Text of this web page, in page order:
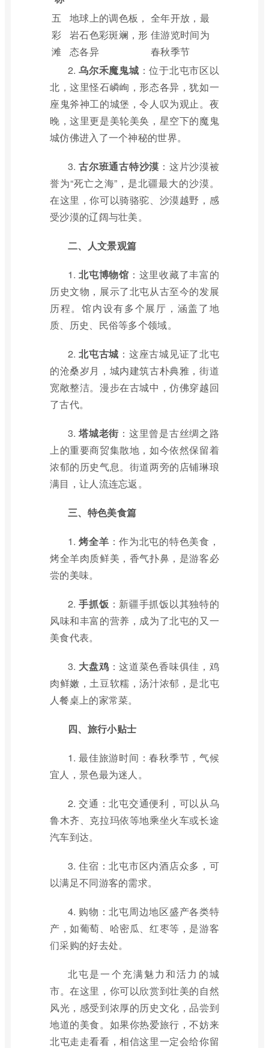
五
彩
滩
地球上的调色板，
岩石色彩斑斓，形
态各异
全年开放，最
佳游览时间为
春秋季节
2.乌尔禾魔鬼城 ：位于北屯市区以
北，这里怪石嶙峋，形态各异，犹如一
座鬼斧神工的城堡，令人叹为观止。夜
晚，这里更是美轮美奂，星空下的魔鬼
城仿佛进入了一个神秘的世界。
3.古尔班通古特沙漠 ：这片沙漠被
誉为“死亡之海”，是北疆最大的沙漠。
在这里，你可以骑骆驼、沙漠越野，感
受沙漠的辽阔与壮美。
二、人文景观篇
1.北屯博物馆 ：这里收藏了丰富的
历史文物，展示了北屯从古至今的发展
历程。馆内设有多个展厅，涵盖了地
质、历史、民俗等多个领域。
2.北屯古城 ：这座古城见证了北屯
的沧桑岁月，城内建筑古朴典雅，街道
宽敞整洁。漫步在古城中，仿佛穿越回
了古代。
3.塔城老街 ：这里曾是古丝绸之路
上的重要商贸集散地，如今依然保留着
浓郁的历史气息。街道两旁的店铺琳琅
满目，让人流连忘返。
三、特色美食篇
1.烤全羊 ：作为北屯的特色美食，
烤全羊肉质鲜美，香气扑鼻，是游客必
尝的美味。
2.手抓饭 ：新疆手抓饭以其独特的
风味和丰富的营养，成为了北屯的又一
美食代表。
3. 大盘鸡 ：这道菜色香味俱佳，鸡
肉鲜嫩，土豆软糯，汤汁浓郁，是北屯
人餐桌上的家常菜。
四、旅行小贴士
1. 最佳旅游时间：春秋季节，气候
宜人，景色最为迷人。
2. 交通：北屯交通便利，可以从乌
鲁木齐、克拉玛依等地乘坐火车或长途
汽车到达。
3. 住宿：北屯市区内酒店众多，可
以满足不同游客的需求。
4. 购物：北屯周边地区盛产各类特
产，如葡萄、哈密瓜、红枣等，是游客
们采购的好去处。
北屯是一个充满魅力和活力的城
市。在这里，你可以欣赏到壮美的自然
风光，感受到浓厚的历史文化，品尝到
地道的美食。如果你热爱旅行，不妨来
北屯走走看看，相信这里一定会给你留